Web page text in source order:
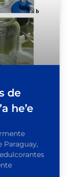
de
he’e
Paraguay,